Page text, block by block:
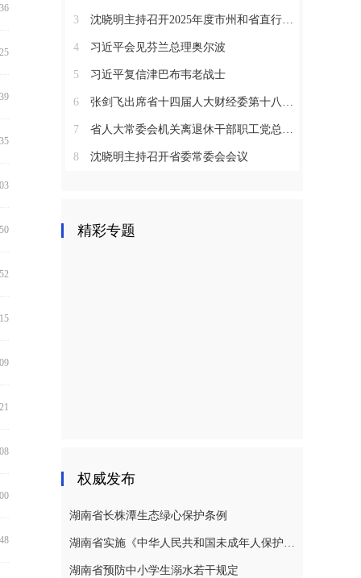
3 沈晓明主持召开2025年度市州和省直行业系统党（工）委书记抓基层党建工作述职评议会议
4 习近平会见芬兰总理奥尔波
5 习近平复信津巴布韦老战士
6 张剑飞出席省十四届人大财经委第十八次全体会议
7 省人大常委会机关离退休干部职工党总支召开2025年度总结表彰大会
8 沈晓明主持召开省委常委会会议
精彩专题
权威发布
湖南省长株潭生态绿心保护条例
湖南省实施《中华人民共和国未成年人保护法》若干规定
湖南省预防中小学生溺水若干规定